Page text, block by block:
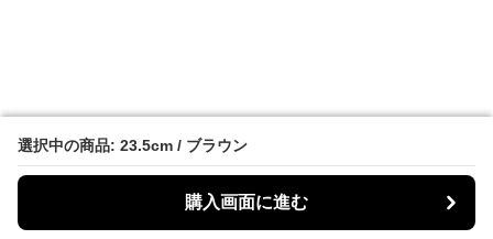
選択中の商品: 23.5cm / ブラウン
購入画面に進む
選択中の商品: 23.5cm / ブラウン
購入画面に進む